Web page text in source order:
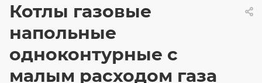
Котлы газовые
напольные
одноконтурные с
малым расходом газа